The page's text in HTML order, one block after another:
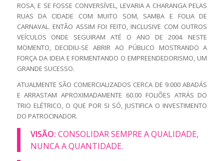
ROSA, E SE FOSSE CONVERSÍVEL, LEVARIA A CHARANGA PELAS
RUAS DA CIDADE COM MUITO SOM, SAMBA E FOLIA DE
CARNAVAL. ENTÃO ASSIM FOI FEITO, INCLUSIVE COM OUTROS
VEÍCULOS ONDE SEGUIRAM ATÉ O ANO DE 2004. NESTE
MOMENTO, DECIDIU-SE ABRIR AO PÚBLICO MOSTRANDO A
FORÇA DA IDEIA E FORMENTANDO O EMPREENDEDORISMO, UM
GRANDE SUCESSO.
ATUALMENTE SÃO COMERCIALIZADOS CERCA DE 9.000 ABADÁS
E ARRASTAM APROXIMADAMENTE 60.00 FOLIÕES ATRÁS DO
TRIO ELÉTRICO, O QUE POR SI SÓ, JUSTIFICA O INVESTIMENTO
DO PATROCINADOR.
VISÃO: CONSOLIDAR SEMPRE A QUALIDADE,
NUNCA A QUANTIDADE.